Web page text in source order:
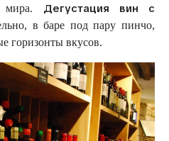
мира. Дегустация вин с
в баре под пару пинчо,
горизонты вкусов.